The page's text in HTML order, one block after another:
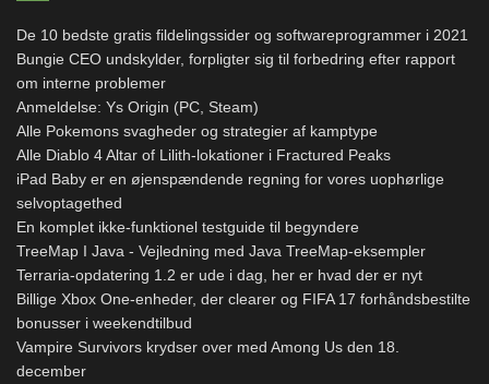
De 10 bedste gratis fildelingssider og softwareprogrammer i 2021
Bungie CEO undskylder, forpligter sig til forbedring efter rapport
om interne problemer
Anmeldelse: Ys Origin (PC, Steam)
Alle Pokemons svagheder og strategier af kamptype
Alle Diablo 4 Altar of Lilith-lokationer i Fractured Peaks
iPad Baby er en øjenspændende regning for vores uophørlige
selvoptagethed
En komplet ikke-funktionel testguide til begyndere
TreeMap I Java - Vejledning med Java TreeMap-eksempler
Terraria-opdatering 1.2 er ude i dag, her er hvad der er nyt
Billige Xbox One-enheder, der clearer og FIFA 17 forhåndsbestilte
bonusser i weekendtilbud
Vampire Survivors krydser over med Among Us den 18.
december